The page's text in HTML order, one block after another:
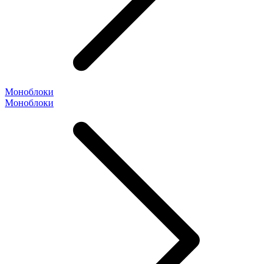
Моноблоки
Моноблоки